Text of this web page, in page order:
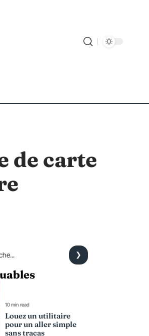
de carte
10 min read
Louez un utilitaire
pour un aller simple
sans tracas